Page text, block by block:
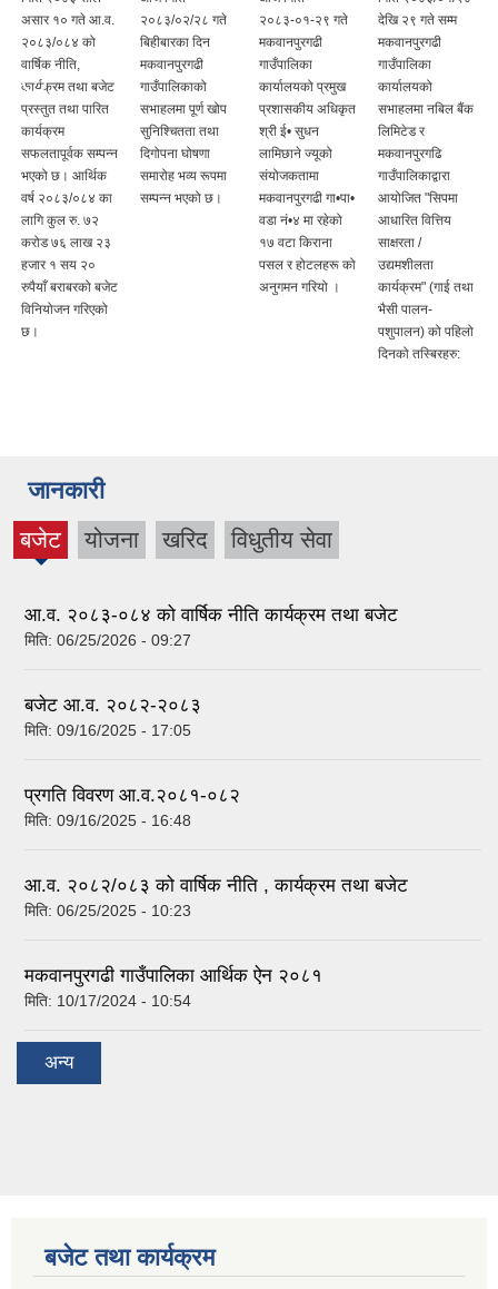
असार १० गते आ.व.
२०८३/०८४ को
वार्षिक नीति,
कार्यक्रम तथा बजेट
प्रस्तुत तथा पारित
कार्यक्रम
सफलतापूर्वक सम्पन्न
भएको छ। आर्थिक
वर्ष २०८३/०८४ का
लागि कुल रु. ७२
करोड ७६ लाख २३
हजार १ सय २०
रुपैयाँ बराबरको बजेट
विनियोजन गरिएको
छ।
२०८३/०२/२८ गते
बिहीबारका दिन
मकवानपुरगढी
गाउँपालिकाको
सभाहलमा पूर्ण खोप
सुनिश्चितता तथा
दिगोपना घोषणा
समारोह भव्य रूपमा
सम्पन्न भएको छ।
२०८३-०१-२९ गते
मकवानपुरगढी
गाउँपालिका
कार्यालयको प्रमुख
प्रशासकीय अधिकृत
श्री ई• सुधन
लामिछाने ज्यूको
संयोजकतामा
मकवानपुरगढी गा•पा•
वडा नं•४ मा रहेको
१७ वटा किराना
पसल र होटलहरू को
अनुगमन गरियो ।
देखि २९ गते सम्म
मकवानपुरगढी
गाउँपालिका
कार्यालयको
सभाहलमा नबिल बैंक
लिमिटेड र
मकवानपुरगढि
गाउँपालिकाद्वारा
आयोजित "सिपमा
आधारित वित्तिय
साक्षरता /
उद्यमशीलता
कार्यक्रम" (गाई तथा
भैसी पालन-
पशुपालन) को पहिलो
दिनको तस्बिरहरु:
जानकारी
बजेट
(active
योजना खरिद विधुतीय सेवा
आ.व. २०८३-०८४ को वार्षिक नीति कार्यक्रम तथा बजेट
मिति: 06/25/2026 - 09:27
बजेट आ.व. २०८२-२०८३
मिति: 09/16/2025 - 17:05
प्रगति विवरण आ.व.२०८१-०८२
मिति: 09/16/2025 - 16:48
आ.व. २०८२/०८३ को वार्षिक नीति , कार्यक्रम तथा बजेट
मिति: 06/25/2025 - 10:23
मकवानपुरगढी गाउँपालिका आर्थिक ‌‌‌ऐन २०८१
मिति: 10/17/2024 - 10:54
अन्य
बजेट तथा कार्यक्रम